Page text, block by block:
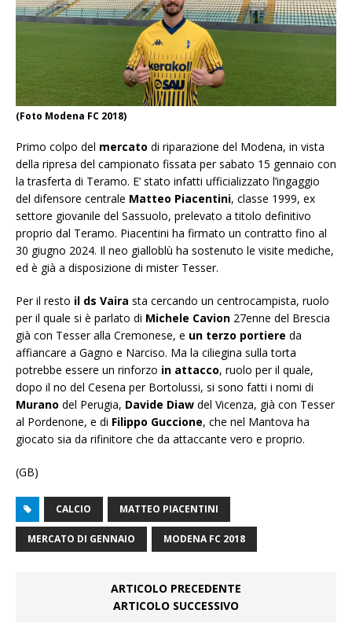
(Foto Modena FC 2018)
Primo colpo del mercato di riparazione del Modena, in vista
della ripresa del campionato fissata per sabato 15 gennaio con
la trasferta di Teramo. E’ stato infatti ufficializzato l’ingaggio
del difensore centrale Matteo Piacentini, classe 1999, ex
settore giovanile del Sassuolo, prelevato a titolo definitivo
proprio dal Teramo. Piacentini ha firmato un contratto fino al
30 giugno 2024. Il neo gialloblù ha sostenuto le visite mediche,
ed è già a disposizione di mister Tesser.
Per il resto il ds Vaira sta cercando un centrocampista, ruolo
per il quale si è parlato di Michele Cavion 27enne del Brescia
già con Tesser alla Cremonese, e un terzo portiere da
affiancare a Gagno e Narciso. Ma la ciliegina sulla torta
potrebbe essere un rinforzo in attacco, ruolo per il quale,
dopo il no del Cesena per Bortolussi, si sono fatti i nomi di
Murano del Perugia, Davide Diaw del Vicenza, già con Tesser
al Pordenone, e di Filippo Guccione, che nel Mantova ha
giocato sia da rifinitore che da attaccante vero e proprio.
(GB)
CALCIO MATTEO PIACENTINI
MERCATO DI GENNAIO MODENA FC 2018
ARTICOLO PRECEDENTE
ARTICOLO SUCCESSIVO